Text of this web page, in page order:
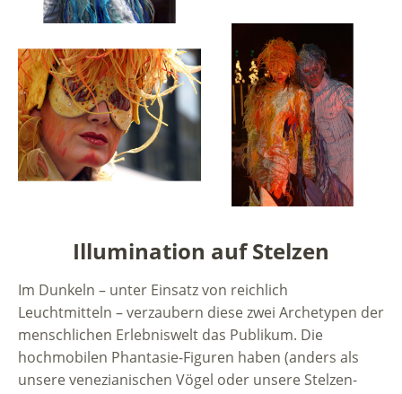
Illumination auf Stelzen
Im Dunkeln – unter Einsatz von reichlich
Leuchtmitteln – verzaubern diese zwei Archetypen der
menschlichen Erlebniswelt das Publikum. Die
hochmobilen Phantasie-Figuren haben (anders als
unsere venezianischen Vögel oder unsere Stelzen-